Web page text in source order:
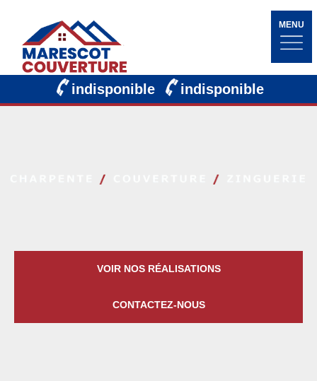
MENU
indisponible indisponible
VOIR NOS RÉALISATIONS
CONTACTEZ-NOUS